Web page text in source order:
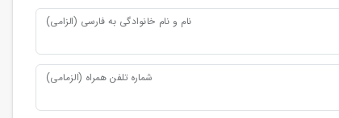
نام و نام خانوادگی به فارسی (الزامی)
شماره تلفن همراه (الزمامی)